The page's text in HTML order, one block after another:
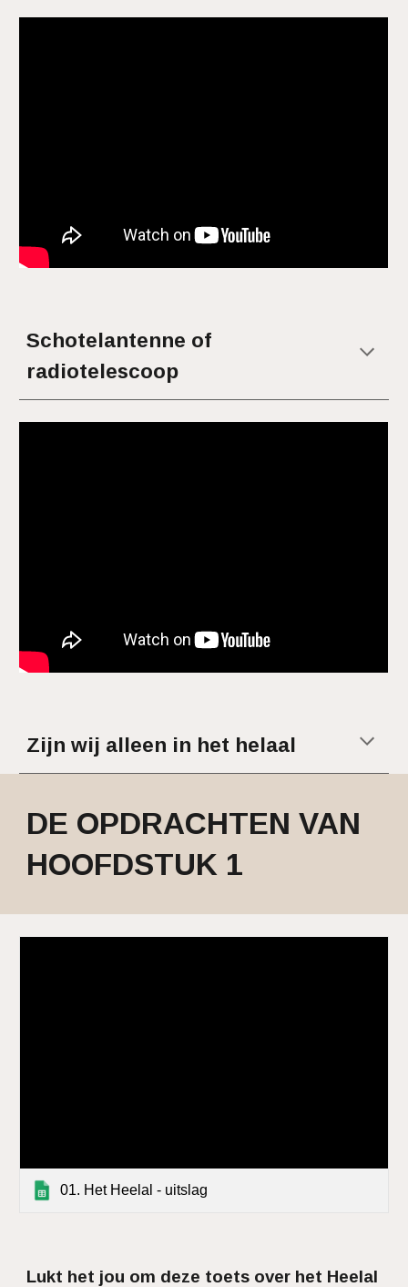
Schotelantenne of
radiotelescoop
Zijn wij alleen in het helaal
DE OPDRACHTEN VAN
HOOFDSTUK 1
01. Het Heelal - uitslag
Lukt het jou om deze toets over het Heelal